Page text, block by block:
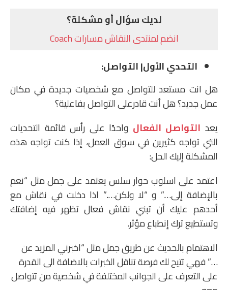
لديك سؤال أو مشكلة؟
انضم لمنتدى النقاش مسارات Coach
التحدي الأول| التواصل:
هل انت مستعد للتواصل مع شخصيات جديدة في مكان
عمل جديد؟ هل أنت قادرعلى التواصل بفاعلية؟
يعد التواصل الفعال واحدًا على رأس قائمة التحديات
التي تواجه كثيرين في سوق العمل، إذا كنت تواجه هذه
المشكلة إليك الحل:
اعتمد على اسلوب حوار سلس يعتمد على جمل مثل “نعم
بالإضافة إلى….” و “لا ولكن…..” اذا دخلت في نقاش مع
أحدهم عليك أن تبني نقاش فعال تظهر فيه إضافتك
وتستطيع ترك إنطباع مؤثر.
الاهتمام بالحديث عن طريق جمل مثل “اخبرني المزيد عن
…” فهي تتيح لك فرصة تناقل الخبرات بالاضافة الى القدرة
على التعرف على الجوانب المختلفة في شخصية من تتواصل